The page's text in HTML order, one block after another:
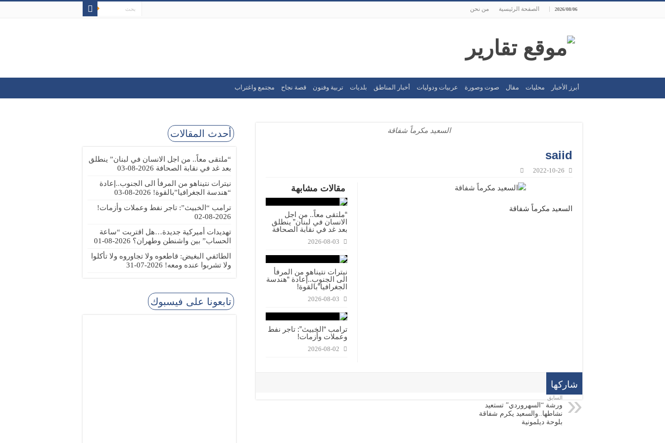
2026/08/06 الصفحة الرئيسية من نحن
أبرز الأخبار محليات مقال صوت وصورة عربيات ودوليات أخبار المناطق بلديات تربية وفنون قصة نجاح مجتمع واغتراب
السعيد مكرماً شفاقة
saiid
2022-10-26
مقالات مشابهة
“ملتقى معاً.. من اجل
الانسان في لبنان” ينطلق
بعد غد في نقابة الصحافة
2026-08-03
نيترات نتيناهو من المرفأ
الى الجنوب..إعادة “هندسة
الجغرافيا”بالقوة!
2026-08-03
ترامب “الخبيث”: تاجر نفط
وعملات وأزمات!
2026-08-02
السعيد مكرماً شفاقة
شاركها
السابق
ورشة “السهروردي” تستعيد
نشاطها..والسعيد يكرم شفاقة
بلوحة ديلمونية
أحدث المقالات
“ملتقى معاً.. من اجل الانسان في لبنان” ينطلق
بعد غد في نقابة الصحافة 2026-08-03
نيترات نتيناهو من المرفأ الى الجنوب..إعادة
“هندسة الجغرافيا”بالقوة! 2026-08-03
ترامب “الخبيث”: تاجر نفط وعملات وأزمات!
2026-08-02
تهديدات أميركية جديدة…هل اقتربت “ساعة
الحساب” بين واشنطن وطهران؟ 2026-08-01
الطائفي البغيض: قاطعوه ولا تجاوروه ولا تأكلوا
ولا تشربوا عنده ومعه! 2026-07-31
تابعونا على فيسبوك